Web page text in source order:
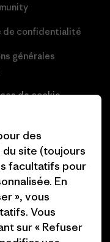
de confidentialité
générales
de cookie
media
d’affiliation
Belgique Plan du
des
site (toujours
facultatifs pour
En
», vous
Vous
sur « Refuser